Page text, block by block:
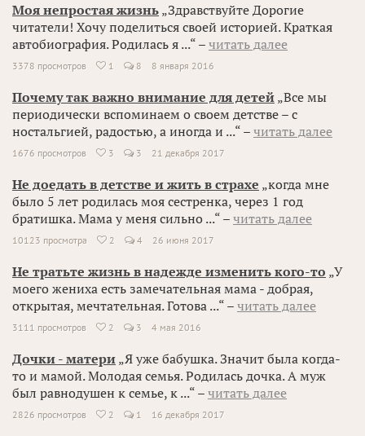
Моя непростая жизнь „Здравствуйте Дорогие
читатели! Хочу поделиться своей историей. Краткая
автобиография. Родилась я ...“ – читать далее
3378 просмотров  1 8 8 января 2016
Почему так важно внимание для детей „Все мы
периодически вспоминаем о своем детстве – с
ностальгией, радостью, а иногда и ...“ – читать далее
1676 просмотров  3 3 21 декабря 2017
Не доедать в детстве и жить в страхе „когда мне
было 5 лет родилась моя сестренка, через 1 год
братишка. Мама у меня сильно ...“ – читать далее
10123 просмотра  2 4 26 июня 2017
Не тратьте жизнь в надежде изменить кого-то „У
моего жениха есть замечательная мама - добрая,
открытая, мечтательная. Готова ...“ – читать далее
3111 просмотров  2 3 4 мая 2016
Дочки - матери „Я уже бабушка. Значит была когда-
то и мамой. Молодая семья. Родилась дочка. А муж
был равнодушен к семье, к ...“ – читать далее
2826 просмотров  2 1 16 декабря 2017